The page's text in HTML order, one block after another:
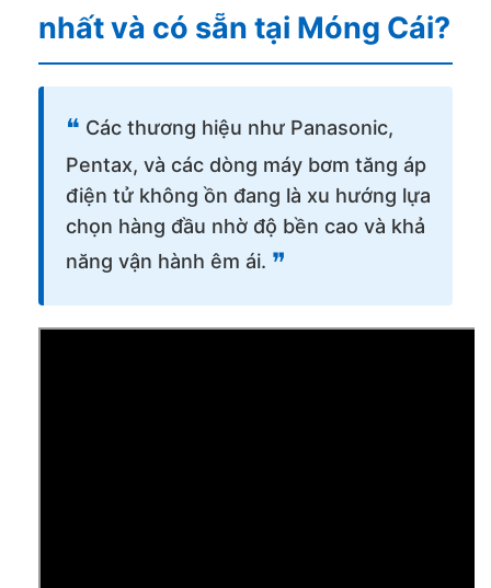
nhất và có sẵn tại Móng Cái?
❝ Các thương hiệu như Panasonic,
Pentax, và các dòng máy bơm tăng áp
điện tử không ồn đang là xu hướng lựa
chọn hàng đầu nhờ độ bền cao và khả
năng vận hành êm ái. ❞